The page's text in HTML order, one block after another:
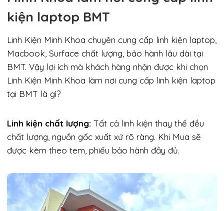
kiện laptop BMT
Linh Kiện Minh Khoa chuyên cung cấp linh kiện laptop,
Macbook, Surface chất lượng, bảo hành lâu dài tại
BMT. Vậy lợi ích mà khách hàng nhận được khi chọn
Linh Kiện Minh Khoa làm nơi cung cấp linh kiện laptop
tại BMT là gì?
Linh kiện chất lượng: Tất cả linh kiện thay thế đều
chất lượng, nguồn gốc xuất xứ rõ ràng. Khi Mua sẽ
được kèm theo tem, phiếu bảo hành đầy đủ.